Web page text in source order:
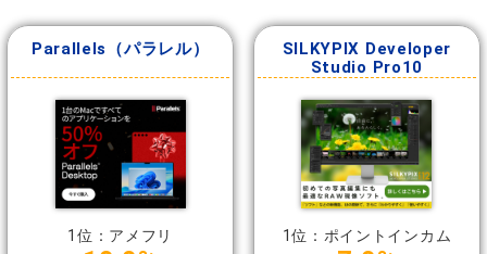
Parallels（パラレル）
1位：アメフリ
SILKYPIX Developer
Studio Pro10
1位：ポイントインカム